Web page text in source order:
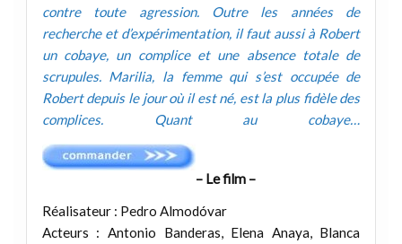
contre toute agression. Outre les années de
recherche et d’expérimentation, il faut aussi à Robert
un cobaye, un complice et une absence totale de
scrupules. Marilia, la femme qui s’est occupée de
Robert depuis le jour où il est né, est la plus fidèle des
complices. Quant au cobaye…
– Le film –
Réalisateur : Pedro Almodóvar
Acteurs : Antonio Banderas, Elena Anaya, Blanca